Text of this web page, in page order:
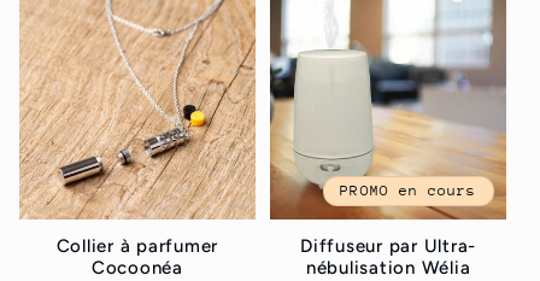
Collier à parfumer
Cocoonéa
PROMO en cours
Diffuseur par Ultra-
nébulisation Wélia